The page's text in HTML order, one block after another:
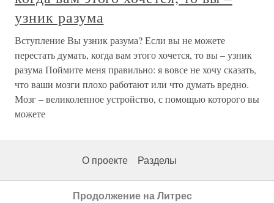
узник разума
Вступление Вы узник разума? Если вы не можете
перестать думать, когда вам этого хочется, то вы – узник
разума Поймите меня правильно: я вовсе не хочу сказать,
что ваши мозги плохо работают или что думать вредно.
Мозг – великолепное устройство, с помощью которого вы
можете
О проекте Разделы
Продолжение на Литрес